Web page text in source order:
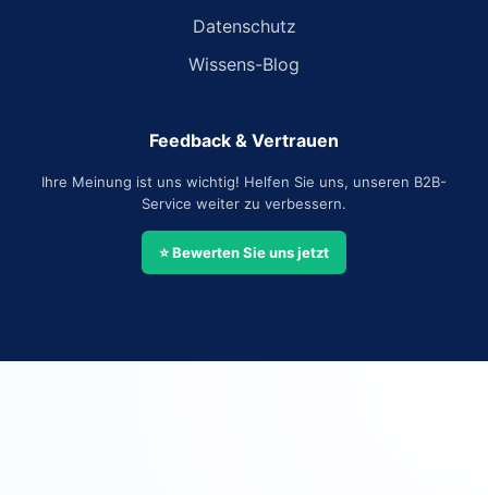
Datenschutz
Wissens-Blog
Feedback & Vertrauen
Ihre Meinung ist uns wichtig! Helfen Sie uns, unseren B2B-
Service weiter zu verbessern.
⭐ Bewerten Sie uns jetzt